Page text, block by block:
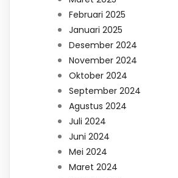
Februari 2025
Januari 2025
Desember 2024
November 2024
Oktober 2024
September 2024
Agustus 2024
Juli 2024
Juni 2024
Mei 2024
Maret 2024